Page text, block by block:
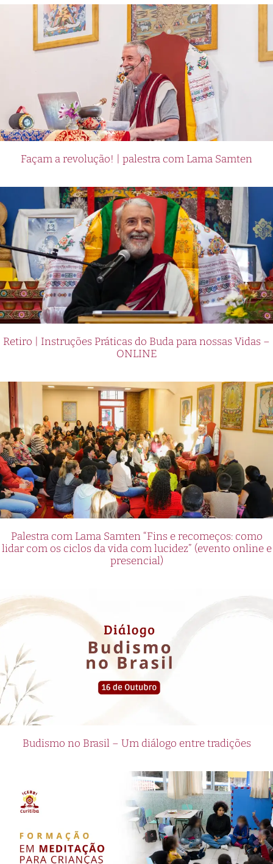
Façam a revolução! | palestra com Lama Samten
Retiro | Instruções Práticas do Buda para nossas Vidas –
ONLINE
Palestra com Lama Samten “Fins e recomeços: como
lidar com os ciclos da vida com lucidez” (evento online e
presencial)
Budismo no Brasil – Um diálogo entre tradições